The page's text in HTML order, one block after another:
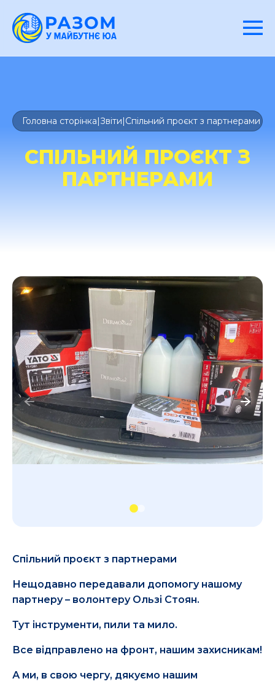
Головна сторінка|Звіти|Спільний проєкт з партнерами
СПІЛЬНИЙ ПРОЄКТ З
ПАРТНЕРАМИ
Спільний проєкт з партнерами
Нещодавно передавали допомогу нашому
партнеру – волонтеру Ользі Стоян.
Тут інструменти, пили та мило.
Все відправлено на фронт, нашим захисникам!
А ми, в свою чергу, дякуємо нашим